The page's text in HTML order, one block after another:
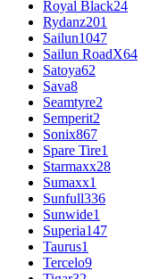
Royal Black24
Rydanz201
Sailun1047
Sailun RoadX64
Satoya62
Sava8
Seamtyre2
Semperit2
Sonix867
Spare Tire1
Starmaxx28
Sumaxx1
Sunfull336
Sunwide1
Superia147
Taurus1
Tercelo9